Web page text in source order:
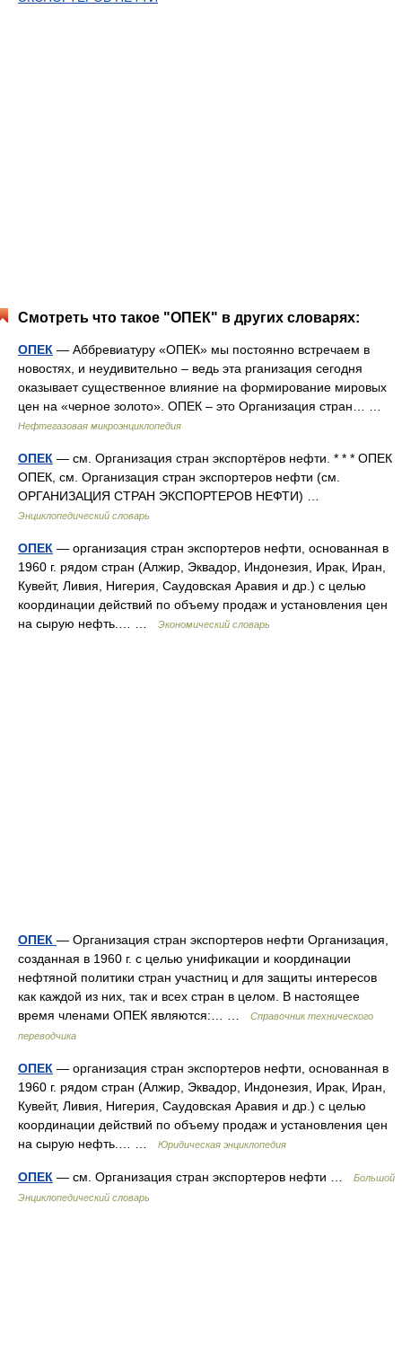
Смотреть что такое "ОПЕК" в других словарях:
ОПЕК — Аббревиатуру «ОПЕК» мы постоянно встречаем в
новостях, и неудивительно – ведь эта рганизация сегодня
оказывает существенное влияние на формирование мировых
цен на «черное золото». ОПЕК – это Организация стран… …
Нефтегазовая микроэнциклопедия
ОПЕК — см. Организация стран экспортёров нефти. * * * ОПЕК
ОПЕК, см. Организация стран экспортеров нефти (см.
ОРГАНИЗАЦИЯ СТРАН ЭКСПОРТЕРОВ НЕФТИ) …
Энциклопедический словарь
ОПЕК — организация стран экспортеров нефти, основанная в
1960 г. рядом стран (Алжир, Эквадор, Индонезия, Ирак, Иран,
Кувейт, Ливия, Нигерия, Саудовская Аравия и др.) с целью
координации действий по объему продаж и установления цен
на сырую нефть.… …
Экономический словарь
ОПЕК — Организация стран экспортеров нефти Организация,
созданная в 1960 г. с целью унификации и координации
нефтяной политики стран участниц и для защиты интересов
как каждой из них, так и всех стран в целом. В настоящее
время членами ОПЕК являются:… …
Справочник технического
переводчика
ОПЕК — организация стран экспортеров нефти, основанная в
1960 г. рядом стран (Алжир, Эквадор, Индонезия, Ирак, Иран,
Кувейт, Ливия, Нигерия, Саудовская Аравия и др.) с целью
координации действий по объему продаж и установления цен
на сырую нефть.… …
Юридическая энциклопедия
ОПЕК — см. Организация стран экспортеров нефти …
Большой
Энциклопедический словарь